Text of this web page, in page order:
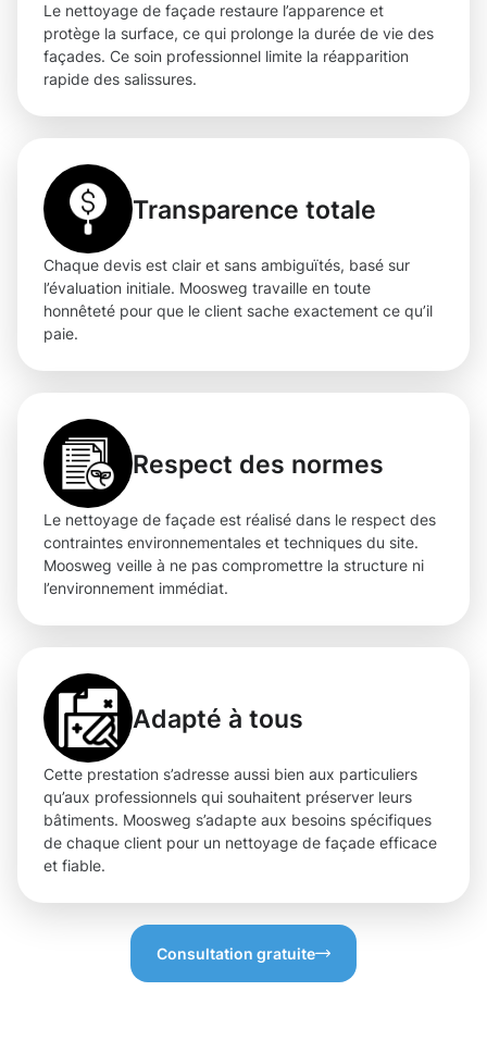
Le nettoyage de façade restaure l’apparence et
protège la surface, ce qui prolonge la durée de vie des
façades. Ce soin professionnel limite la réapparition
rapide des salissures.
Transparence totale
Chaque devis est clair et sans ambiguïtés, basé sur
l’évaluation initiale. Moosweg travaille en toute
honnêteté pour que le client sache exactement ce qu’il
paie.
Respect des normes
Le nettoyage de façade est réalisé dans le respect des
contraintes environnementales et techniques du site.
Moosweg veille à ne pas compromettre la structure ni
l’environnement immédiat.
Adapté à tous
Cette prestation s’adresse aussi bien aux particuliers
qu’aux professionnels qui souhaitent préserver leurs
bâtiments. Moosweg s’adapte aux besoins spécifiques
de chaque client pour un nettoyage de façade efficace
et fiable.
Consultation gratuite